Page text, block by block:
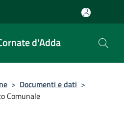
d'Adda
> Documenti e dati >
Comunale